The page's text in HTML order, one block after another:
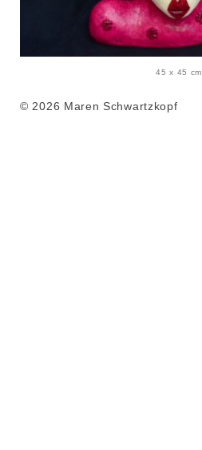
45 x 45 cm
© 2026 Maren Schwartzkopf